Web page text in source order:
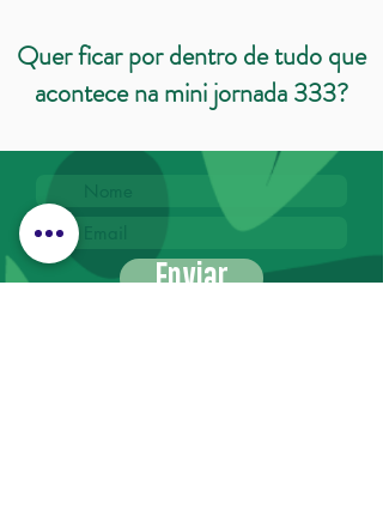
Quer ficar por dentro de tudo que
acontece na mini jornada 333?
Enviar